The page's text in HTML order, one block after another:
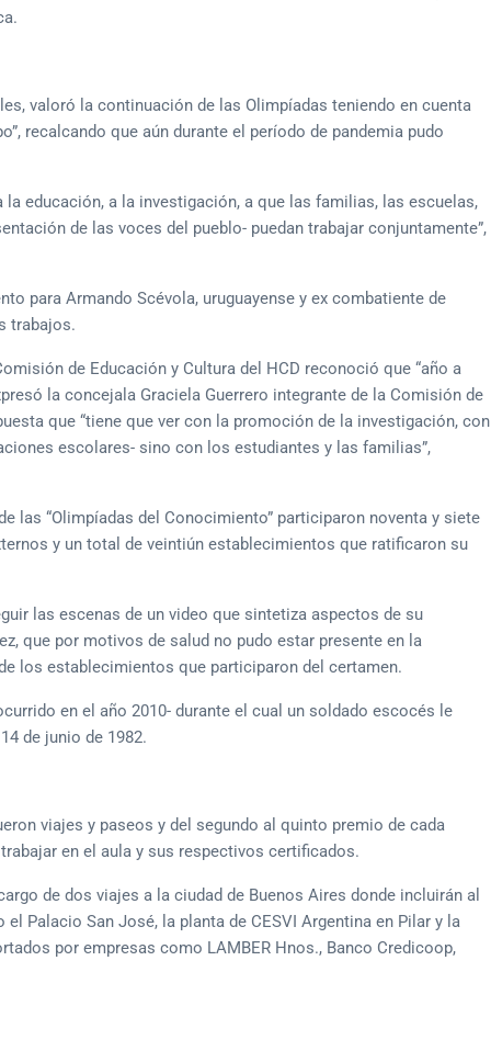
valoró la continuación de las Olimpíadas teniendo en cuenta
recalcando que aún durante el período de pandemia pudo
educación, a la investigación, a que las familias, las escuelas,
de las voces del pueblo- puedan trabajar conjuntamente”,
para Armando Scévola, uruguayense y ex combatiente de
trabajos.
de Educación y Cultura del HCD reconoció que “año a
la concejala Graciela Guerrero integrante de la Comisión de
que “tiene que ver con la promoción de la investigación, con
escolares- sino con los estudiantes y las familias”,
las “Olimpíadas del Conocimiento” participaron noventa y siete
y un total de veintiún establecimientos que ratificaron su
las escenas de un video que sintetiza aspectos de su
que por motivos de salud no pudo estar presente en la
los establecimientos que participaron del certamen.
en el año 2010- durante el cual un soldado escocés le
de junio de 1982.
viajes y paseos y del segundo al quinto premio de cada
en el aula y sus respectivos certificados.
de dos viajes a la ciudad de Buenos Aires donde incluirán al
Palacio San José, la planta de CESVI Argentina en Pilar y la
por empresas como LAMBER Hnos., Banco Credicoop,